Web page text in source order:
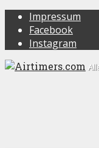
Impressum
Facebook
Instagram